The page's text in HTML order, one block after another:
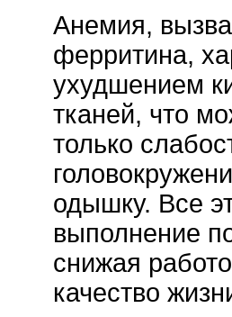
Анемия,
ферритина,
ухудшением
тканей, что
только
одышку. Все
выполнение
снижая
качество